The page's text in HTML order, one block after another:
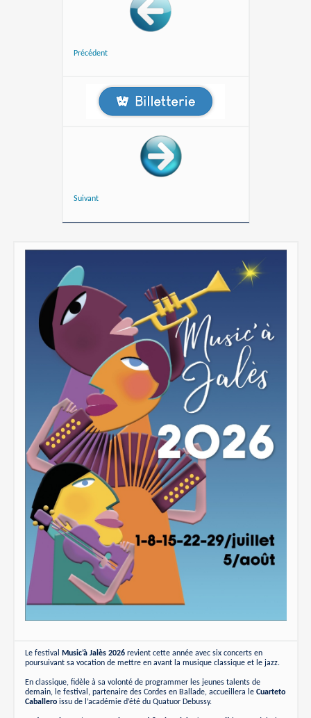
Précédent
Suivant
Le festival Music’à Jalès 2026revient cette année avec six concerts en
poursuivant sa vocation de mettre en avant la musique classique et le jazz.
En classique, fidèle à sa volonté de programmer les jeunes talents de
demain, le festival, partenaire des Cordes en Ballade, accueillera le Cuarteto
Caballeroissu de l’académie d’été du Quatuor Debussy.